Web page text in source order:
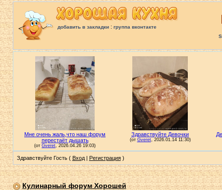
добавить в закладки: группа вконтакте
Здравствуйте Гость ( Вход| Регистрация)
Кулинарный форум Хорошей